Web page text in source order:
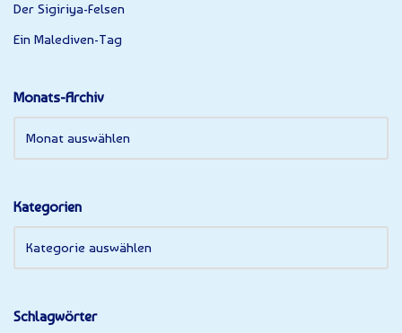
Der Sigiriya-Felsen
Ein Malediven-Tag
Monats-Archiv
Kategorien
Schlagwörter